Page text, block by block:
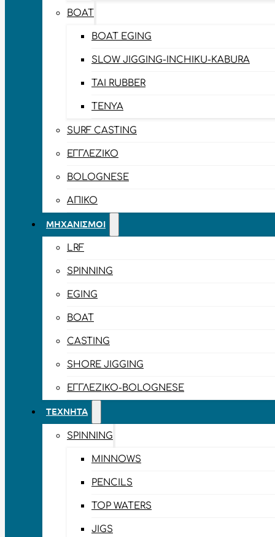
BOAT
BOAT EGING
SLOW JIGGING-INCHIKU-KABURA
TAI RUBBER
TENYA
SURF CASTING
ΕΓΓΛΈΖΙΚΟ
BOLOGNESE
ΑΠΊΚΟ
ΜΗΧΑΝΙΣΜΟΊ
LRF
SPINNING
EGING
BOAT
CASTING
SHORE JIGGING
ΕΓΓΛΈΖΙΚΟ-BOLOGNESE
ΤΕΧΝΗΤΆ
SPINNING
MINNOWS
PENCILS
TOP WATERS
JIGS